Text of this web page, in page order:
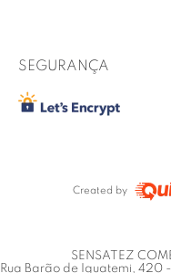
SEGURANÇA
Created by
SENSATEZ
Rua Barão de Iguatemi, 420